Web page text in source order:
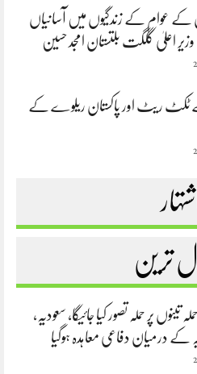
کے عوام کے زندگیوں میں آسانیاں
اعلیٰ گلگت بلتستان امجد حسین
ٹکٹ ریٹ اور پاکستان ریلوے کے
ترین
پر حملہ تصور کیا جائیگا، سعودیہ،
کے درمیان دفاعی معاہدہ ہوگیا